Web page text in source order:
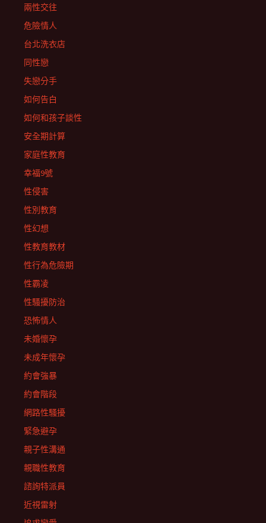
兩性交往
危險情人
台北洗衣店
同性戀
失戀分手
如何告白
如何和孩子談性
安全期計算
家庭性教育
幸福9號
性侵害
性別教育
性幻想
性教育教材
性行為危險期
性霸凌
性騷擾防治
恐怖情人
未婚懷孕
未成年懷孕
約會強暴
約會階段
網路性騷擾
緊急避孕
親子性溝通
親職性教育
諮詢特派員
近視雷射